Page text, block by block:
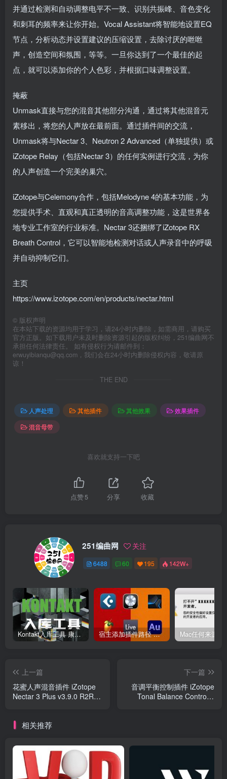
并通过检测和自动调整电平不一致、识别共振峰、音色变化
和刺耳的频率来让你开始。Vocal Assistant将智能地设置EQ
节点，分析动态并设置建议的压缩设置，去除讨厌的咝咝
声，创造空间和氛围，等等。一旦你达到了一个最佳的起
点，就可以添加你的个人色彩，并根据口味调整设置。
掩蔽
Unmask直接与您的混音其他部分沟通，通过将其他混音元
素移出，将您的人声放在最前面。通过插件间的交流，
Unmask将与Nectar 3、Neutron 2 Advanced（单独提供）或
iZotope Relay（包括Nectar 3）的任何实例进行交流，为你
的人声创造一个完美的巢穴。
iZotope与Celemony合作，包括Melodyne 4的基本功能，为
您提供手术、直观和真正透明的音高调整功能，这是世界各
地专业工作室的行业标准。Nectar 3还捆绑了iZotope RX
Breath Control，它可以智能地检测对话或人声录音中的呼吸
并自动抑制它们。
主页
https://www.izotope.com/en/products/nectar.html
© 版权声明
在本站下载的资源均用于学习，请24小时内删除，如需商用，请购买
官方正版。如下载用户未及时删除资源引起的版权纠纷，251编曲网不
承担任何法律责任。 如有侵权行为请邮件到：
erwuyibianqu@qq.com，我们会在24小时内删除侵权内容，敬请原
谅！
THE END
人声处理 其他插件 其他效果
效果插件
混音母带
喜欢就支持一下吧
点赞5 分享 收藏
251编曲网 关注
6488 60 195 142W+
Kontakt入库工具 康泰克入库教程 宿主添加插件路径 插件路径设置 VSTPlugins路径
上一篇
花蜜人声混音插件 iZotope
Nectar 3 Plus v3.9.0 R2R
下一篇
音调平衡控制插件 iZotope
Tonal Balance Control 2
相关推荐